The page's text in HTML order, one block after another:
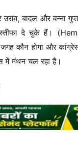
बादल और बन्ना
दे चुके हैं।
कौन होगा और
में मंथन चल रहा है।